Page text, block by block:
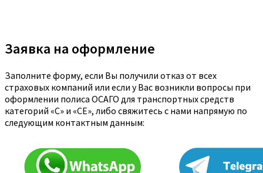
Заявка на оформление
Заполните форму, если Вы получили отказ от всех
страховых компаний или если у Вас возникли вопросы при
оформлении полиса ОСАГО для транспортных средств
категорий «C» и «CE», либо свяжитесь с нами напрямую по
следующим контактным данным: